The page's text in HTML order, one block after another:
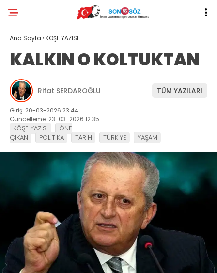
Ana Sayfa ›KÖŞE YAZISI
KALKIN O KOLTUKTAN
Rifat SERDAROĞLU TÜM YAZILARI
Giriş: 20-03-2026 23:44
Güncelleme: 23-03-2026 12:35
KÖŞE YAZISI
ÖNE
ÇIKAN
POLİTİKA TARİH TÜRKİYE YAŞAM